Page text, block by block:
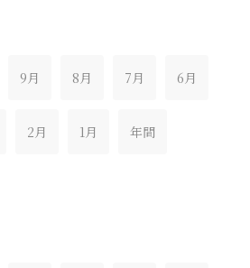
9月 8月 7月 6月
2月 1月 年間